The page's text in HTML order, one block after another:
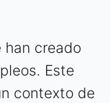
han creado
Este
contexto de